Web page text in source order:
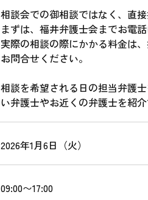
相談会での御相談ではなく、直
まずは、福井弁護士会までお電
実際の相談の際にかかる料金は
お問合せください。
相談を希望される日の担当弁護
い弁護士やお近くの弁護士を紹
2026年1月6日（火）
09:00〜17:00